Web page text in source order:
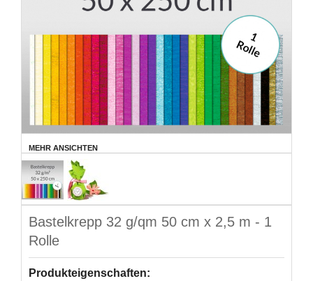
MEHR ANSICHTEN
Bastelkrepp 32 g/qm 50 cm x 2,5 m - 1
Rolle
Produkteigenschaften: